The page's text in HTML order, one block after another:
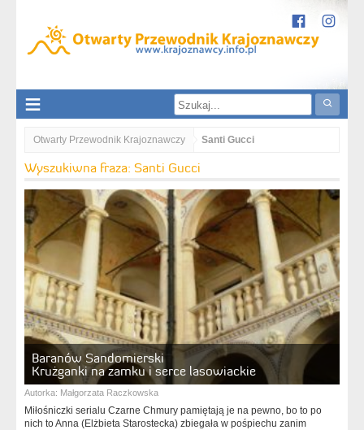
Otwarty Przewodnik Krajoznawczy Santi Gucci
Wyszukiwna fraza: Santi Gucci
Baranów Sandomierski
Krużganki na zamku i serce lasowiackie
Autorka: Małgorzata Raczkowska
Miłośniczki serialu Czarne Chmury pamiętają je na pewno, bo to po
nich to Anna (Elżbieta Starostecka) zbiegała w pośpiechu zanim